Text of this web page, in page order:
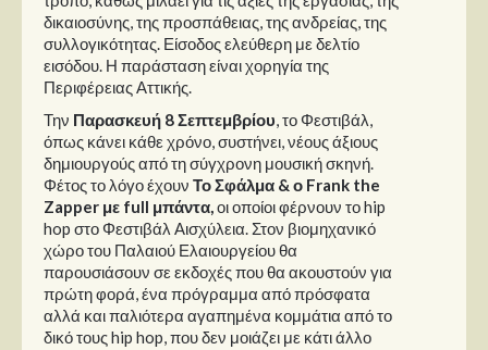
δικαιοσύνης, της προσπάθειας, της ανδρείας, της
συλλογικότητας. Είσοδος ελεύθερη με δελτίο
εισόδου. Η παράσταση είναι χορηγία της
Περιφέρειας Αττικής.
Την Παρασκευή 8 Σεπτεμβρίου, το Φεστιβάλ,
όπως κάνει κάθε χρόνο, συστήνει, νέους άξιους
δημιουργούς από τη σύγχρονη μουσική σκηνή.
Φέτος το λόγο έχουν Το Σφάλμα & ο Frank the
Zapper με full μπάντα,οι οποίοι φέρνουν το hip
hop στο Φεστιβάλ Αισχύλεια. Στον βιομηχανικό
χώρο του Παλαιού Ελαιουργείου θα
παρουσιάσουν σε εκδοχές που θα ακουστούν για
πρώτη φορά, ένα πρόγραμμα από πρόσφατα
αλλά και παλιότερα αγαπημένα κομμάτια από το
δικό τους hip hop, που δεν μοιάζει με κάτι άλλο